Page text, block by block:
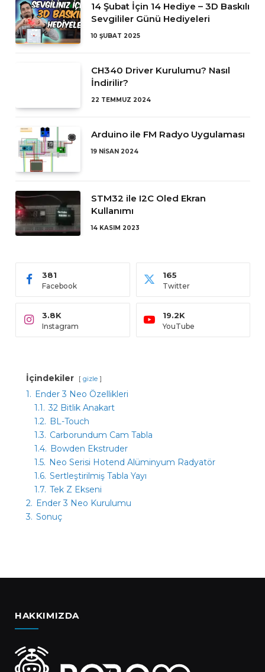
14 Şubat İçin 14 Hediye – 3D Baskılı
Sevgililer Günü Hediyeleri
10 ŞUBAT 2025
CH340 Driver Kurulumu? Nasıl
İndirilir?
22 TEMMUZ 2024
Arduino ile FM Radyo Uygulaması
19 NISAN 2024
STM32 ile I2C Oled Ekran
Kullanımı
14 KASIM 2023
Facebook
381
Twitter
165
Instagram
3.8K
YouTube
19.2K
İçindekiler gizle
1. Ender 3 Neo Özellikleri
1.1. 32 Bitlik Anakart
1.2. BL-Touch
1.3. Carborundum Cam Tabla
1.4. Bowden Ekstruder
1.5. Neo Serisi Hotend Alüminyum Radyatör
1.6. Sertleştirilmiş Tabla Yayı
1.7. Tek Z Ekseni
2. Ender 3 Neo Kurulumu
3. Sonuç
HAKKIMIZDA